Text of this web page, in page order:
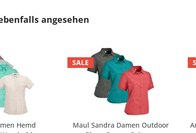
angesehen
Hemd
SALE
Maul Sandra Damen Outdoor